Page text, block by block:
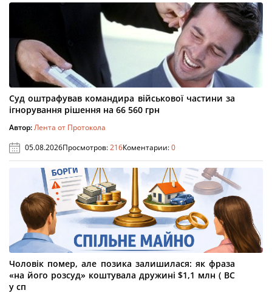
Суд оштрафував командира військової частини за
ігнорування рішення на 66 560 грн
Автор:Лента от Протокола
05.08.2026Просмотров:216Коментарии:0
Чоловік помер, але позика залишилася: як фраза
«на його розсуд» коштувала дружині $1,1 млн ( ВС
у сп